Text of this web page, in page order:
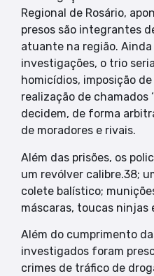
Regional de Rosário,
presos são integrantes
atuante na região.
investigações, o trio
homicídios, imposição
realização de chamados
decidem, de forma
de moradores e rivais.
Além das prisões, os
um revólver calibre.38;
colete balístico;
máscaras, toucas ninjas
Além do cumprimento
investigados foram
crimes de tráfico de